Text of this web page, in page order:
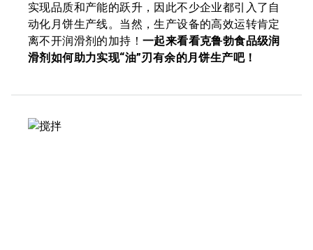
实现品质和产能的跃升，因此不少企业都引入了自
动化月饼生产线。当然，生产设备的高效运转肯定
离不开润滑剂的加持！ 一起来看看克鲁勃食品级润
滑剂如何助力实现“油”刃有余的月饼生产吧！